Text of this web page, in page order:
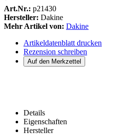
Art.Nr.: p21430
Hersteller: Dakine
Mehr Artikel von: Dakine
Artikeldatenblatt drucken
Rezension schreiben
Details
Eigenschaften
Hersteller